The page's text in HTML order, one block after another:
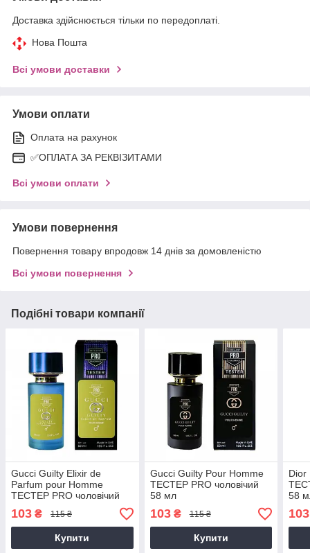
Доставка здійснюється тільки по передоплаті.
Нова Пошта
Всі умови доставки
Умови оплати
Оплата на рахунок
✅ОПЛАТА ЗА РЕКВІЗИТАМИ
Всі умови оплати
Умови повернення
Повернення товару впродовж 14 днів за домовленістю
Всі умови повернення
Подібні товари компанії
Gucci Guilty Elixir de
Parfum pour Homme
ТЕСТЕР PRO чоловічий
58 мл
103 ₴ 115 ₴
Купити
Gucci Guilty Pour Homme
ТЕСТЕР PRO чоловічий
58 мл
103₴ 115 ₴
Купити
Dior
58
103